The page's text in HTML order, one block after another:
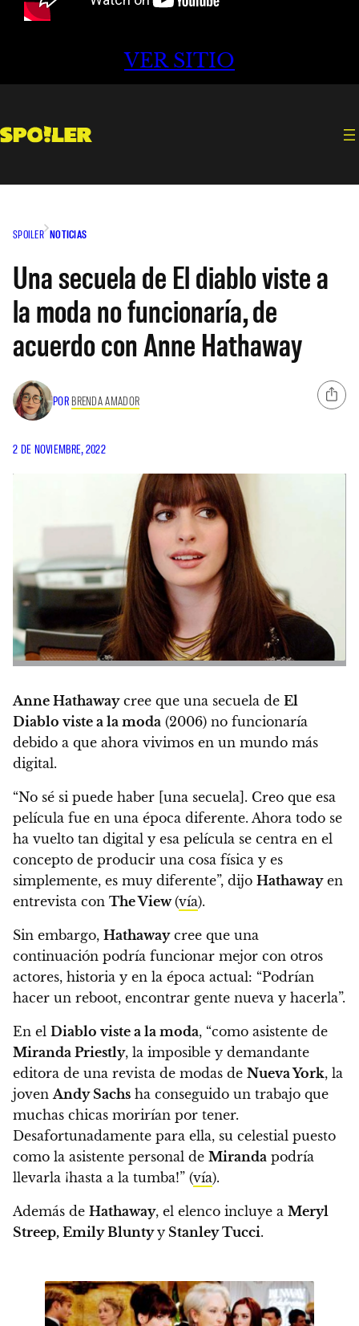
VER SITIO
SPOILER NOTICIAS
Una secuela de El diablo viste a
la moda no funcionaría, de
acuerdo con Anne Hathaway
POR BRENDA AMADOR
2 DE NOVIEMBRE, 2022
Anne Hathawaycree que una secuela de El
Diablo viste a la moda (2006) no funcionaría
debido a que ahora vivimos en un mundo más
digital.
“No sé si puede haber [una secuela]. Creo que esa
película fue en una época diferente. Ahora todo se
ha vuelto tan digital y esa película se centra en el
concepto de producir una cosa física y es
simplemente, es muy diferente”, dijo Hathawayen
entrevista con The View(vía).
Sin embargo, Hathawaycree que una
continuación podría funcionar mejor con otros
actores, historia y en la época actual: “Podrían
hacer un reboot, encontrar gente nueva y hacerla”.
En el Diablo viste a la moda, “como asistente de
Miranda Priestly, la imposible y demandante
editora de una revista de modas de Nueva York, la
jovenAndy Sachs ha conseguido un trabajo que
muchas chicas morirían por tener.
Desafortunadamente para ella, su celestial puesto
como la asistente personal de Miranda podría
llevarla ¡hasta a la tumba!” (vía).
Además de Hathaway, el elenco incluye a Meryl
Streep, Emily Bluntyy Stanley Tucci.